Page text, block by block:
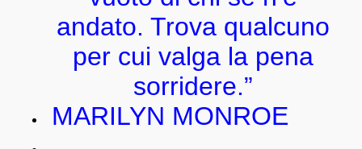
andato. Trova qualcuno
per cui valga la pena
sorridere.”
MARILYN MONROE